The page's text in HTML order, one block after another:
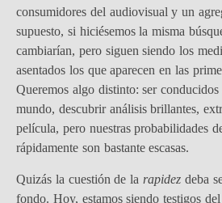
consumidores del audiovisual y un
supuesto, si hiciésemos la misma
cambiarían, pero siguen siendo los
asentados los que aparecen en las
Queremos algo distinto: ser
mundo, descubrir análisis brillantes,
película, pero nuestras probabilidades
rápidamente son bastante escasas.
Quizás la cuestión de la rapidez deba
fondo. Hoy, estamos siendo testigos